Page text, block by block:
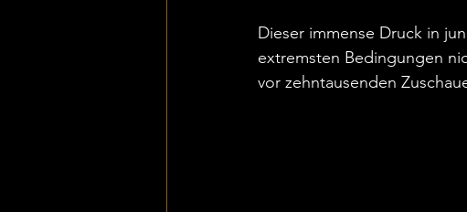
Dieser immense Druck in
extremsten Bedingungen
vor zehntausenden